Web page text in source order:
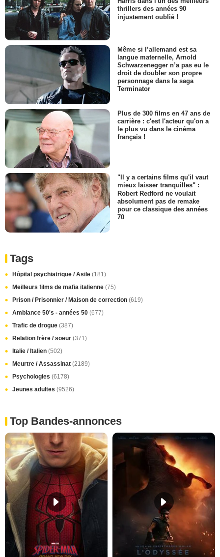
thrillers des années 90
injustement oublié !
Même si l’allemand est sa
langue maternelle, Arnold
Schwarzenegger n’a pas eu le
droit de doubler son propre
personnage dans la saga
Terminator
Plus de 300 films en 47 ans de
carrière : c'est l'acteur qu'on a
le plus vu dans le cinéma
français !
"Il y a certains films qu'il vaut
mieux laisser tranquilles" :
Robert Redford ne voulait
absolument pas de remake
pour ce classique des années
70
Tags
Hôpital psychiatrique / Asile (181)
Meilleurs films de mafia italienne (75)
Prison / Prisonnier / Maison de correction (619)
Ambiance 50's - années 50 (677)
Trafic de drogue (387)
Relation frère / soeur (371)
Italie / Italien (502)
Meurtre / Assassinat (2189)
Psychologies (6178)
Jeunes adultes (9526)
Top Bandes-annonces